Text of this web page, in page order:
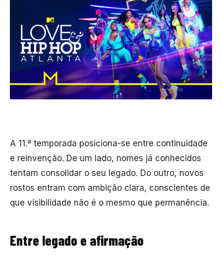
A 11.ª temporada posiciona-se entre continuidade
e reinvenção. De um lado, nomes já conhecidos
tentam consolidar o seu legado. Do outro, novos
rostos entram com ambição clara, conscientes de
que visibilidade não é o mesmo que permanência.
Entre legado e afirmação